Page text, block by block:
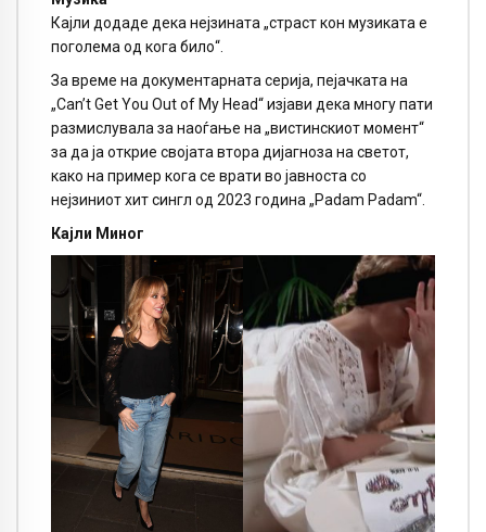
Кајли додаде дека нејзината „страст кон музиката е
поголема од кога било“.
За време на документарната серија, пејачката на
„Can’t Get You Out of My Head“ изјави дека многу пати
размислувала за наоѓање на „вистинскиот момент“
за да ја открие својата втора дијагноза на светот,
како на пример кога се врати во јавноста со
нејзиниот хит сингл од 2023 година „Padam Padam“.
Кајли Миног